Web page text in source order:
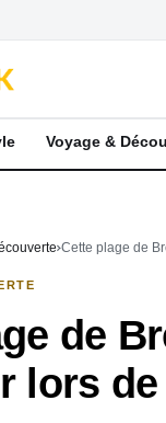
Voyage &
Cette plage de
de
lors